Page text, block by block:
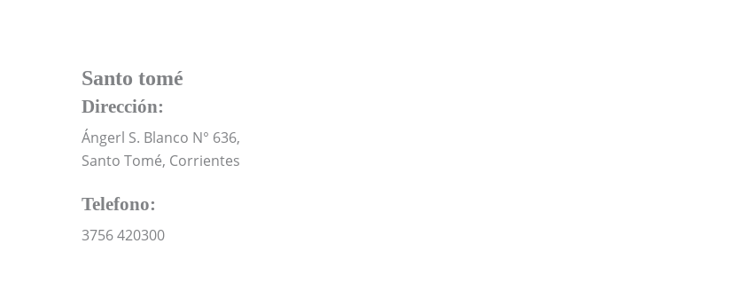
Santo tomé
Dirección:
Ángerl S. Blanco N° 636,
Santo Tomé, Corrientes
Telefono:
3756 420300